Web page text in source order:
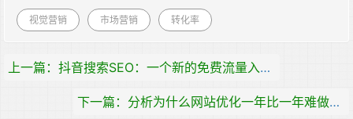
视觉营销 市场营销 转化率
上一篇：抖音搜索SEO：一个新的免费流量入口红利期
下一篇：分析为什么网站优化一年比一年难做的10个原因